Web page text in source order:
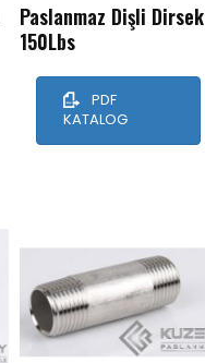
Paslanmaz Dişli Dirsek
150Lbs
PDF
KATALOG